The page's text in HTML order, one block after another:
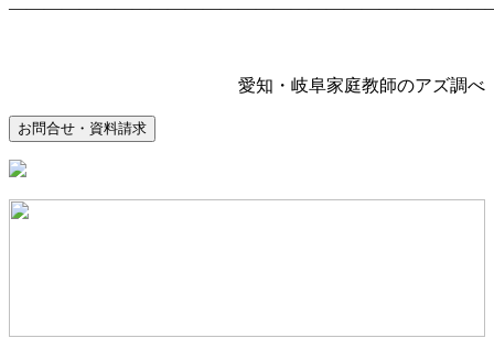
愛知・岐阜家庭教師のアズ調べ
お問合せ・資料請求